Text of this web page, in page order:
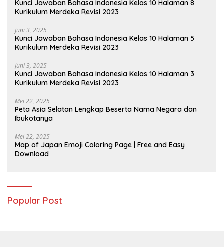
Kunci Jawaban Bahasa Indonesia Kelas 10 Halaman 8
Kurikulum Merdeka Revisi 2023
Juni 3, 2025
Kunci Jawaban Bahasa Indonesia Kelas 10 Halaman 5
Kurikulum Merdeka Revisi 2023
Juni 3, 2025
Kunci Jawaban Bahasa Indonesia Kelas 10 Halaman 3
Kurikulum Merdeka Revisi 2023
Mei 22, 2025
Peta Asia Selatan Lengkap Beserta Nama Negara dan
Ibukotanya
Mei 22, 2025
Map of Japan Emoji Coloring Page | Free and Easy
Download
Popular Post